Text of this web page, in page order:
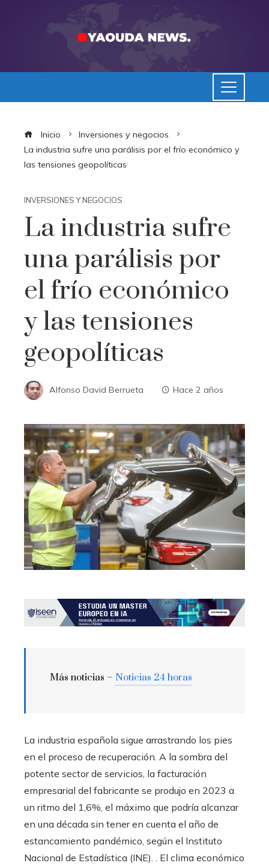
Inicio
Inversiones y negocios
La industria sufre una parálisis por el frío económico y
las tensiones geopolíticas
INVERSIONES Y NEGOCIOS
La industria sufre
una parálisis por
el frío económico
y las tensiones
geopolíticas
Alfonso David Berrueta Hace 2 años
Más noticias – Noticias 24 horas
La industria española sigue arrastrando los pies
en el proceso de recuperación. A la sombra del
potente sector de servicios, la facturación
empresarial del fabricante se produjo en 2023 a
un ritmo del 1,6%, el máximo que podría alcanzar
en una década sin tener en cuenta el año de
estancamiento pandémico, según el Instituto
Nacional de Estadística (INE). . El clima económico